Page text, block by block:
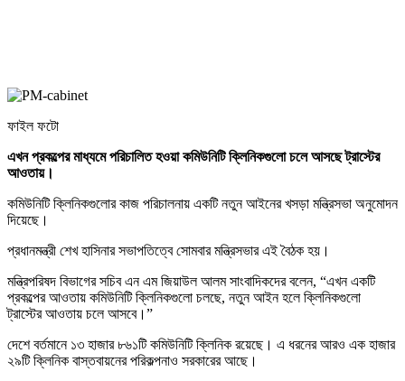
ফাইল ফটো
এখন প্রকল্পের মাধ্যমে পরিচালিত হওয়া কমিউনিটি ক্লিনিকগুলো চলে আসছে ট্রাস্টের
আওতায়।
কমিউনিটি ক্লিনিকগুলোর কাজ পরিচালনায় একটি নতুন আইনের খসড়া মন্ত্রিসভা অনুমোদন
দিয়েছে।
প্রধানমন্ত্রী শেখ হাসিনার সভাপতিত্বে সোমবার মন্ত্রিসভার এই বৈঠক হয়।
মন্ত্রিপরিষদ বিভাগের সচিব এন এম জিয়াউল আলম সাংবাদিকদের বলেন, “এখন একটি
প্রকল্পের আওতায় কমিউনিটি ক্লিনিকগুলো চলছে, নতুন আইন হলে ক্লিনিকগুলো
ট্রাস্টের আওতায় চলে আসবে।”
দেশে বর্তমানে ১৩ হাজার ৮৬১টি কমিউনিটি ক্লিনিক রয়েছে। এ ধরনের আরও এক হাজার
২৯টি ক্লিনিক বাস্তবায়নের পরিকল্পনাও সরকারের আছে।